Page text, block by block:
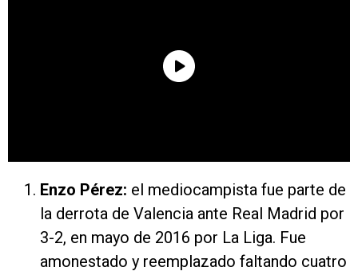
Enzo Pérez: el mediocampista fue parte de
la derrota de Valencia ante Real Madrid por
3-2, en mayo de 2016 por La Liga. Fue
amonestado y reemplazado faltando cuatro